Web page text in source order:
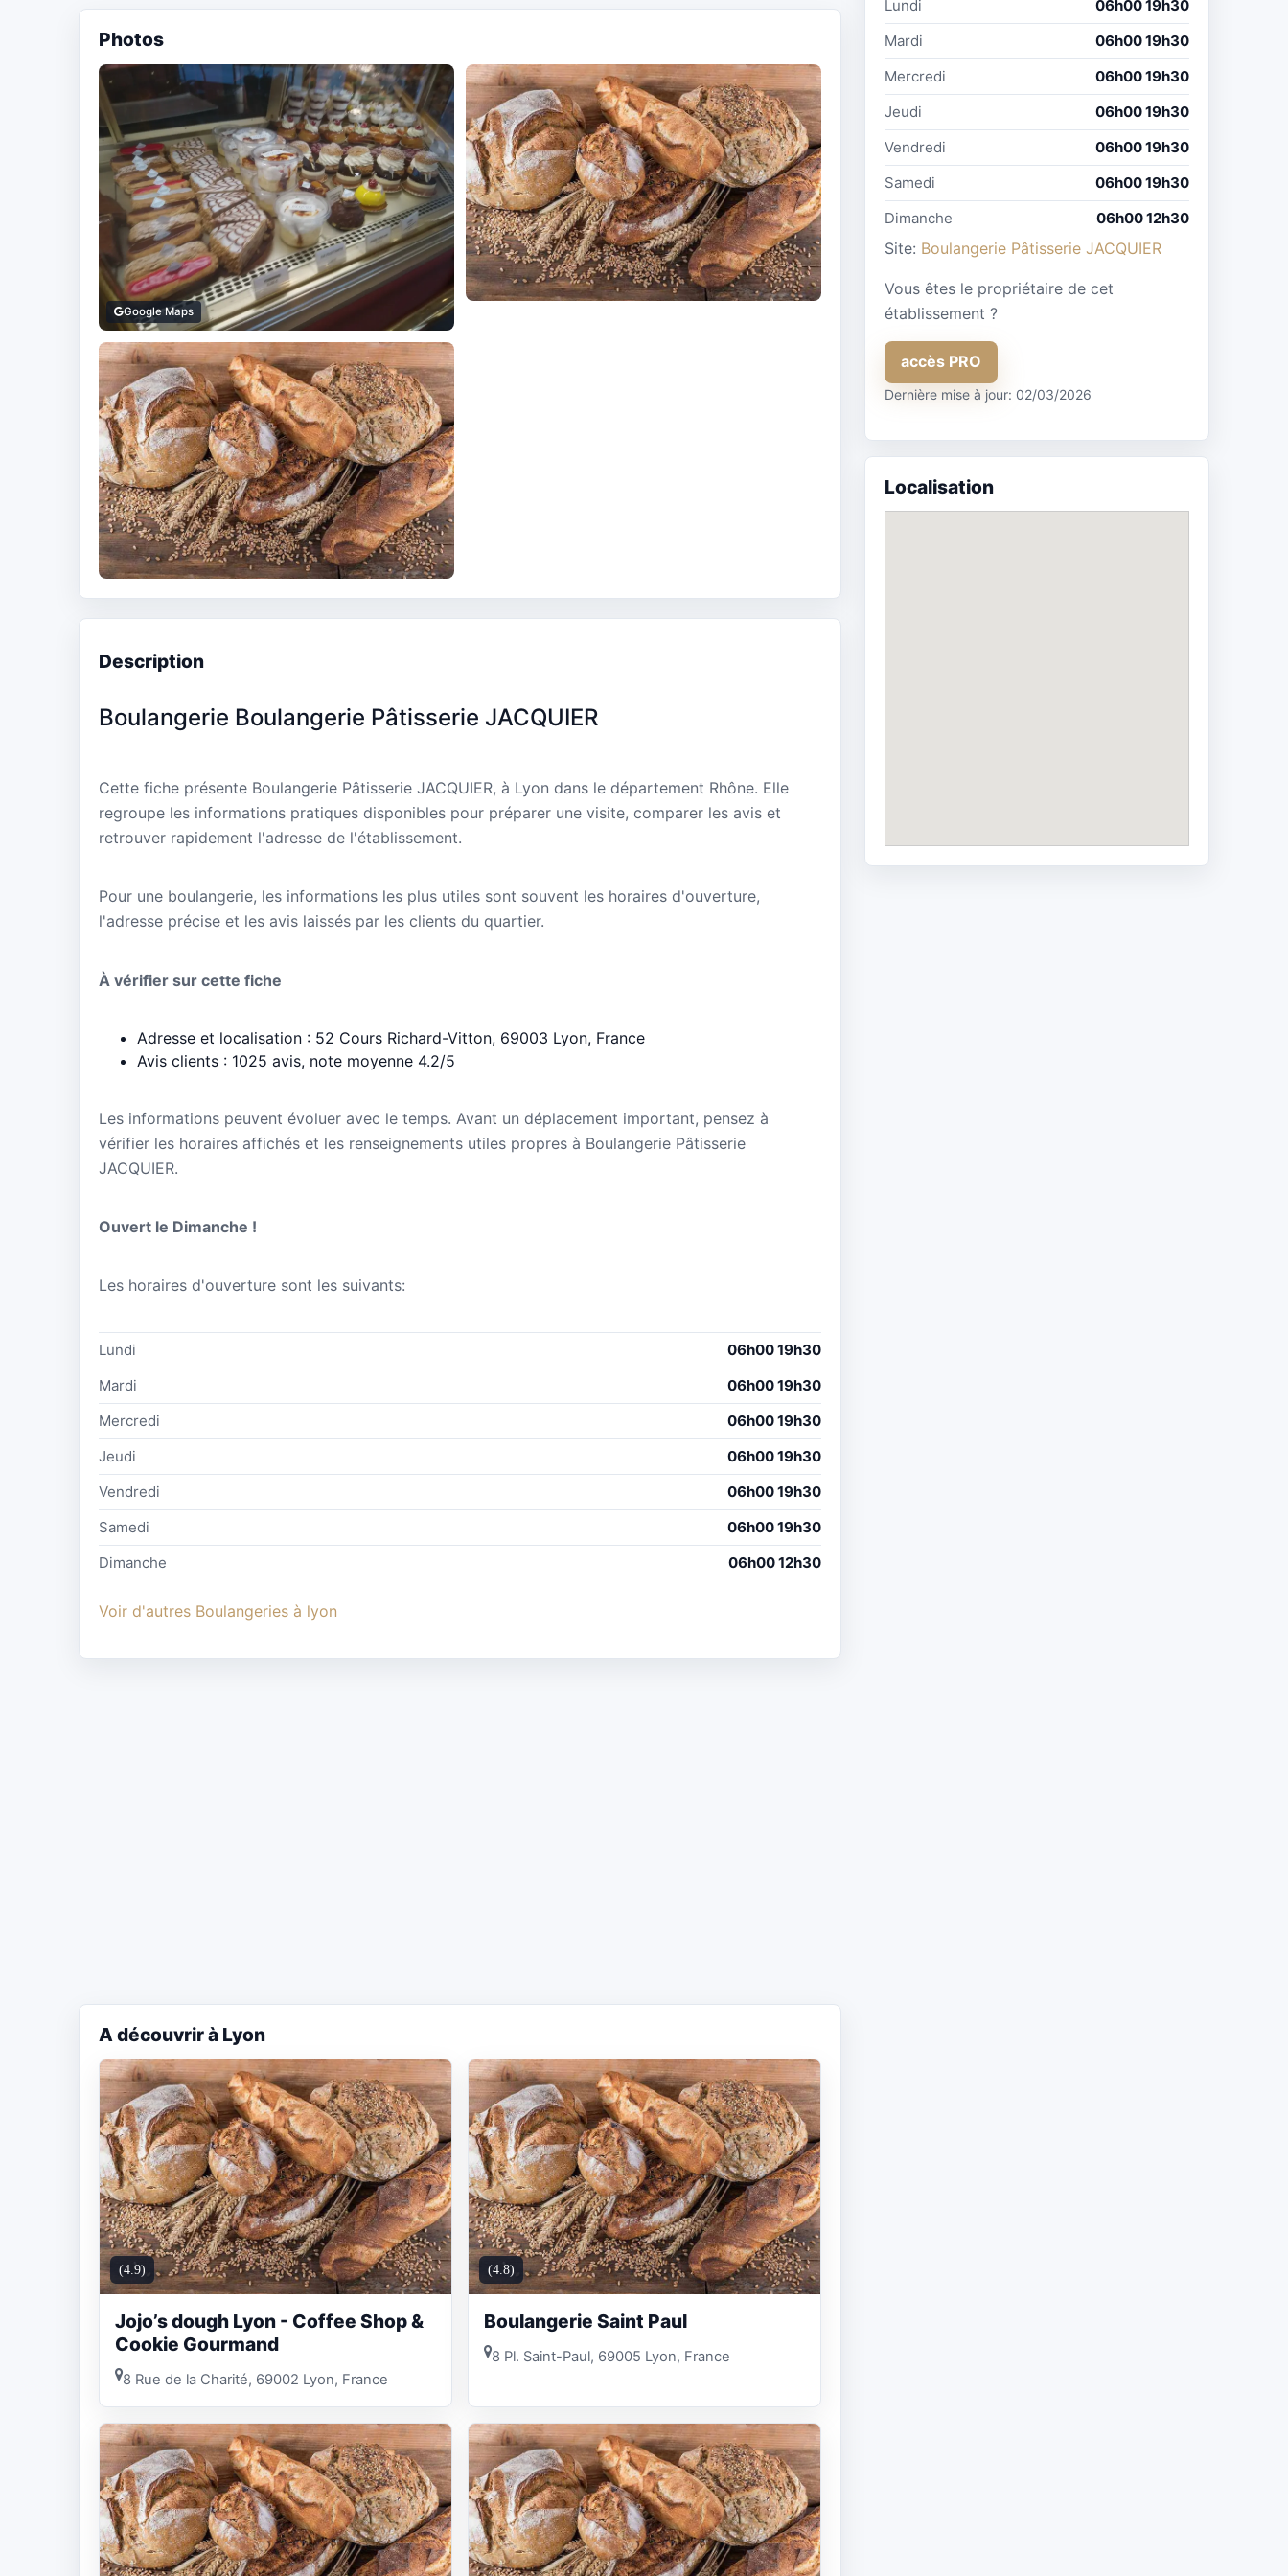
Photos
Google Maps
Description
Boulangerie Boulangerie Pâtisserie JACQUIER
Cette fiche présente Boulangerie Pâtisserie JACQUIER, à Lyon dans le département Rhône. Elle
regroupe les informations pratiques disponibles pour préparer une visite, comparer les avis et
retrouver rapidement l'adresse de l'établissement.
Pour une boulangerie, les informations les plus utiles sont souvent les horaires d'ouverture,
l'adresse précise et les avis laissés par les clients du quartier.
À vérifier sur cette fiche
Adresse et localisation : 52 Cours Richard-Vitton, 69003 Lyon, France
Avis clients : 1025 avis, note moyenne 4.2/5
Les informations peuvent évoluer avec le temps. Avant un déplacement important, pensez à
vérifier les horaires affichés et les renseignements utiles propres à Boulangerie Pâtisserie
JACQUIER.
Ouvert le Dimanche !
Les horaires d'ouverture sont les suivants:
Lundi
06h00 19h30
Mardi
06h00 19h30
Mercredi
06h00 19h30
Jeudi
06h00 19h30
Vendredi
06h00 19h30
Samedi
06h00 19h30
Dimanche
06h00 12h30
Voir d'autres Boulangeries à lyon
A découvrir à Lyon
(4.9)
Jojo’s dough Lyon - Coffee Shop &
Cookie Gourmand
8 Rue de la Charité, 69002 Lyon, France
(4.8)
Boulangerie Saint Paul
8 Pl. Saint-Paul, 69005 Lyon, France
Lundi
06h00 19h30
Mardi
06h00 19h30
Mercredi
06h00 19h30
Jeudi
06h00 19h30
Vendredi
06h00 19h30
Samedi
06h00 19h30
Dimanche
06h00 12h30
Site: Boulangerie Pâtisserie JACQUIER
Vous êtes le propriétaire de cet
établissement ?
accès PRO
Dernière mise à jour: 02/03/2026
Localisation